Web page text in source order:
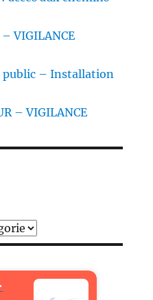
– VIGILANCE
public – Installation
– VIGILANCE